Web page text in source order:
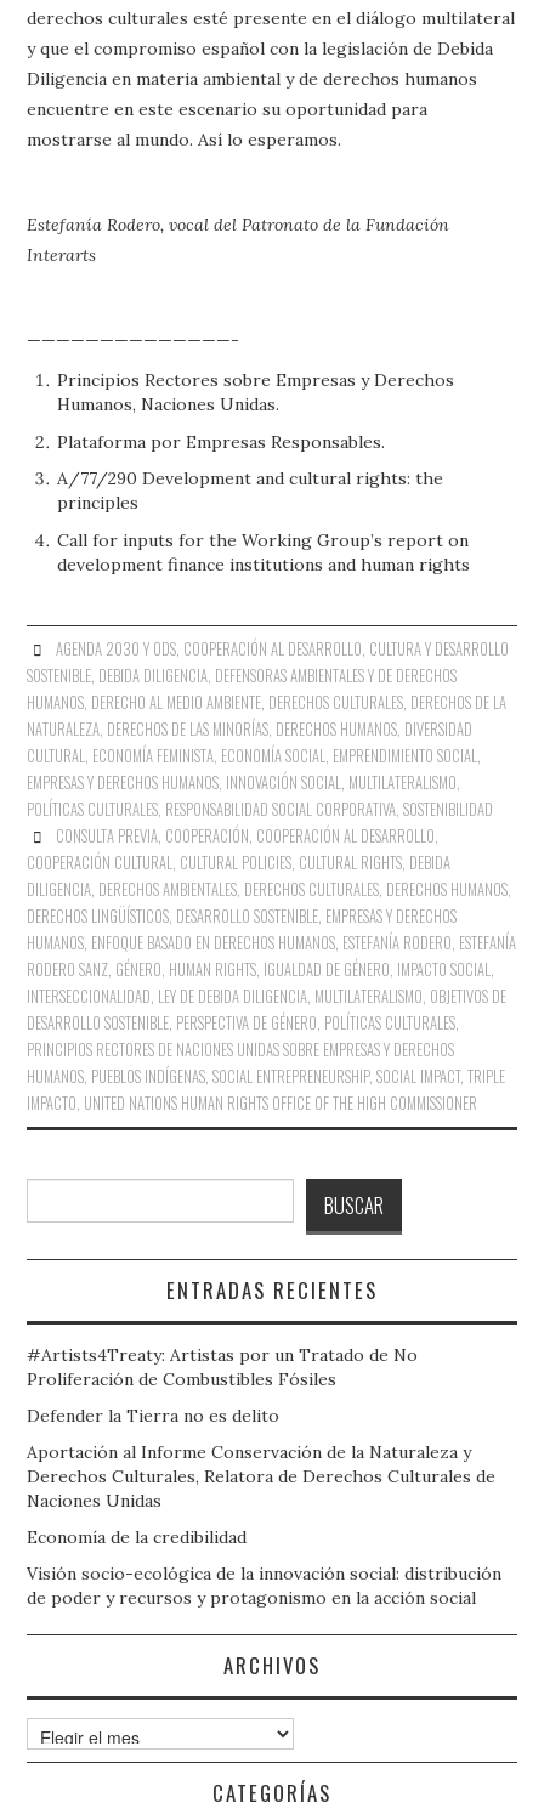
derechos culturales esté presente en el diálogo multilateral
y que el compromiso español con la legislación de Debida
Diligencia en materia ambiental y de derechos humanos
encuentre en este escenario su oportunidad para
mostrarse al mundo. Así lo esperamos.
Estefanía Rodero, vocal del Patronato de la Fundación
Interarts
——————————————-
Principios Rectores sobre Empresas y Derechos
Humanos, Naciones Unidas.
Plataforma por Empresas Responsables.
A/77/290 Development and cultural rights: the
principles
Call for inputs for the Working Group’s report on
development finance institutions and human rights
AGENDA 2030 Y ODS, COOPERACIÓN AL DESARROLLO, CULTURA Y DESARROLLO
SOSTENIBLE, DEBIDA DILIGENCIA, DEFENSORAS AMBIENTALES Y DE DERECHOS
HUMANOS, DERECHO AL MEDIO AMBIENTE, DERECHOS CULTURALES, DERECHOS DE LA
NATURALEZA, DERECHOS DE LAS MINORÍAS, DERECHOS HUMANOS, DIVERSIDAD
CULTURAL, ECONOMÍA FEMINISTA, ECONOMÍA SOCIAL, EMPRENDIMIENTO SOCIAL,
EMPRESAS Y DERECHOS HUMANOS, INNOVACIÓN SOCIAL, MULTILATERALISMO,
POLÍTICAS CULTURALES, RESPONSABILIDAD SOCIAL CORPORATIVA,SOSTENIBILIDAD
CONSULTA PREVIA, COOPERACIÓN, COOPERACIÓN AL DESARROLLO,
COOPERACIÓN CULTURAL, CULTURAL POLICIES, CULTURAL RIGHTS, DEBIDA
DILIGENCIA, DERECHOS AMBIENTALES, DERECHOS CULTURALES, DERECHOS HUMANOS,
DERECHOS LINGÜÍSTICOS, DESARROLLO SOSTENIBLE, EMPRESAS Y DERECHOS
HUMANOS, ENFOQUE BASADO EN DERECHOS HUMANOS, ESTEFANÍA RODERO, ESTEFANÍA
RODERO SANZ, GÉNERO, HUMAN RIGHTS, IGUALDAD DE GÉNERO, IMPACTO SOCIAL,
INTERSECCIONALIDAD, LEY DE DEBIDA DILIGENCIA, MULTILATERALISMO, OBJETIVOS DE
DESARROLLO SOSTENIBLE, PERSPECTIVA DE GÉNERO, POLÍTICAS CULTURALES,
PRINCIPIOS RECTORES DE NACIONES UNIDAS SOBRE EMPRESAS Y DERECHOS
HUMANOS, PUEBLOS INDÍGENAS,SOCIAL ENTREPRENEURSHIP,SOCIAL IMPACT,TRIPLE
IMPACTO, UNITED NATIONS HUMAN RIGHTS OFFICE OF THE HIGH COMMISSIONER
BUSCAR
ENTRADAS RECIENTES
#Artists4Treaty: Artistas por un Tratado de No
Proliferación de Combustibles Fósiles
Defender la Tierra no es delito
Aportación al Informe Conservación de la Naturaleza y
Derechos Culturales, Relatora de Derechos Culturales de
Naciones Unidas
Economía de la credibilidad
Visión socio-ecológica de la innovación social: distribución
de poder y recursos y protagonismo en la acción social
ARCHIVOS
Archivos
CATEGORÍAS